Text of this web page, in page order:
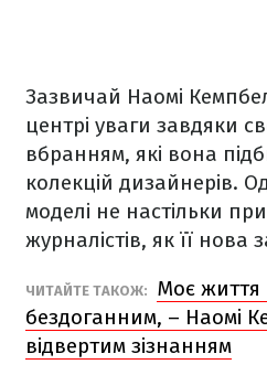
Зазвичай Наомі
центрі уваги завдяки
вбранням, які вона
колекцій дизайнерів.
моделі не настільки
журналістів, як її нова
ЧИТАЙТЕ ТАКОЖ:
Моє життя
бездоганним, – Наомі
відвертим зізнанням